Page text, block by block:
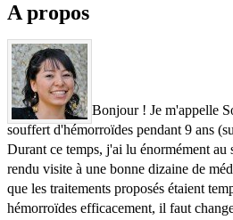
A propos
Bonjour ! Je m'appelle
souffert d'hémorroïdes pendant 9 ans
Durant ce temps, j'ai lu énormément au
rendu visite à une bonne dizaine de
que les traitements proposés étaient
hémorroïdes efficacement, il faut